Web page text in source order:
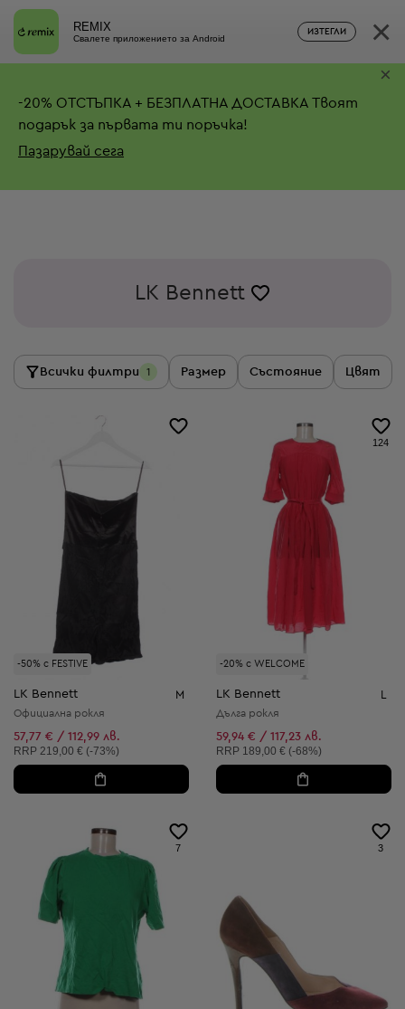
REMIX
Свалете приложението за Android
ИЗТЕГЛИ ×
-20% ОТСТЪПКА + БЕЗПЛАТНА ДОСТАВКА Твоят
подарък за първата ти поръчка!
Пазарувай сега
×
LK Bennett
Всички филтри 1 Размер Състояние Цвят
-50% с FESTIVE
LK Bennett M
Официална рокля
57,77 € / 112,99 лв.
Препоръчителна цена:
RRP 219,00 € (-73%)
-20% с WELCOME
124
LK Bennett
Дълга рокля
59,94 € / 117,23 лв.
Препоръчителна цена:
RRP 189,00 € (-68%)
7 3